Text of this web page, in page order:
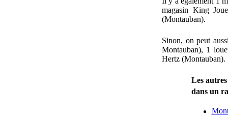
magasin King
(Montauban).
Sinon, on peut
Montauban), 1
Hertz (Montauban).
Les
dans un